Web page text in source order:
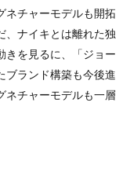
ネチャーモデルも開拓
、ナイキとは離れた独
きを見るに、「ジョー
ブランド構築も今後進
ネチャーモデルも一層